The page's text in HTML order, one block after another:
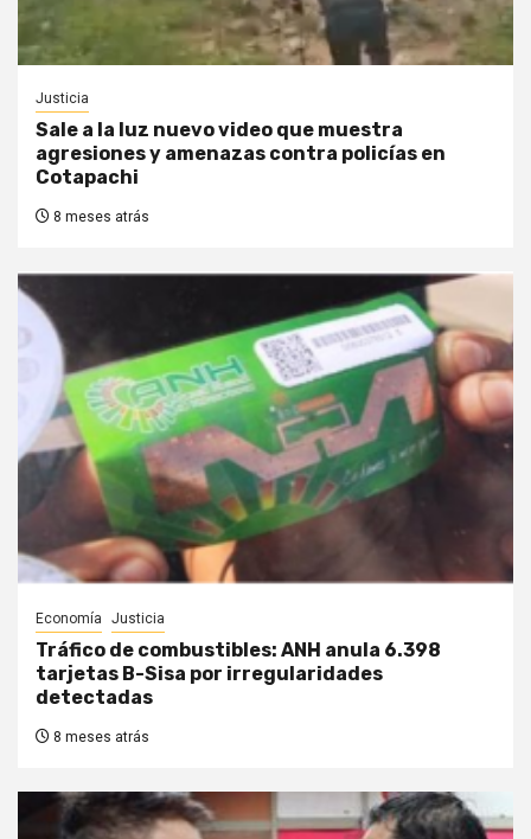
Justicia
Sale a la luz nuevo video que muestra
agresiones y amenazas contra policías en
Cotapachi
8 meses atrás
Economía Justicia
Tráfico de combustibles: ANH anula 6.398
tarjetas B-Sisa por irregularidades
detectadas
8 meses atrás